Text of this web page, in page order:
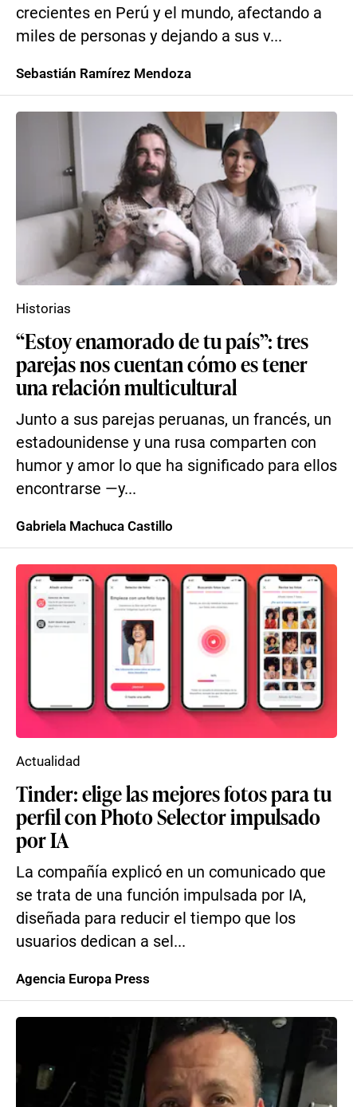
crecientes en Perú y el mundo, afectando a
miles de personas y dejando a sus v...
Sebastián Ramírez Mendoza
“Estoy enamorado de tu país”: tres
parejas nos cuentan cómo es tener
una relación multicultural
Junto a sus parejas peruanas, un francés, un
estadounidense y una rusa comparten con
humor y amor lo que ha significado para ellos
encontrarse —y...
Historias
Gabriela Machuca Castillo
Tinder: elige las mejores fotos para tu
perfil con Photo Selector impulsado
por IA
La compañía explicó en un comunicado que
se trata de una función impulsada por IA,
diseñada para reducir el tiempo que los
usuarios dedican a sel...
Actualidad
Agencia Europa Press